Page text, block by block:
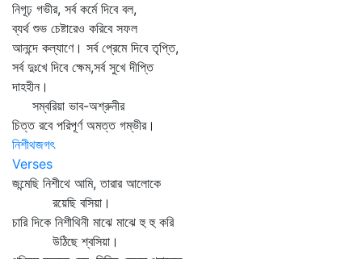
নিগূঢ় গভীর, সর্ব কর্মে দিবে বল,
ব্যর্থ শুভ চেষ্টারেও করিবে সফল
আনন্দে কল্যাণে। সর্ব প্রেমে দিবে তৃপ্তি,
সর্ব দুঃখে দিবে ক্ষেম,সর্ব সুখে দীপ্তি
দাহহীন।
সম্বরিয়া ভাব-অশ্রুনীর
চিত্ত রবে পরিপূর্ণ অমত্ত গম্ভীর।
নিশীথজগৎ
Verses
জন্মেছি নিশীথে আমি, তারার আলোকে
রয়েছি বসিয়া।
চারি দিকে নিশীথিনী মাঝে মাঝে হু হু করি
উঠিছে শ্বসিয়া।